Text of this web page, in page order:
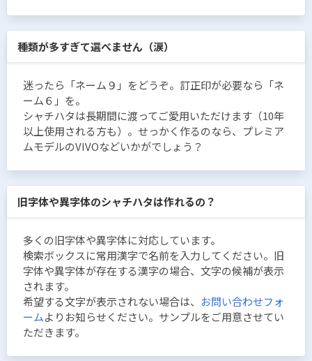
種類が多すぎて選べません（涙）
迷ったら「ネーム９」をどうぞ。訂正印が必要なら「ネ
ーム６」を。
シャチハタは長期間に渡ってご愛用いただけます（10年
以上使用される方も）。せっかく作るのなら、プレミア
ムモデルのVIVOなどいかがでしょう？
旧字体や異字体のシャチハタは作れるの？
多くの旧字体や異字体に対応しています。
検索ボックスに常用漢字で名前を入力してください。旧
字体や異字体が存在する漢字の場合、文字の候補が表示
されます。
希望する文字が表示されない場合は、 お問い合わせフォ
ームよりお知らせください。サンプルをご用意させてい
ただきます。